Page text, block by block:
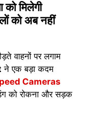
मिलेगी
को अब नहीं
वाहनों पर लगाम
ने एक बड़ा कदम
Cameras
को रोकना और सड़क